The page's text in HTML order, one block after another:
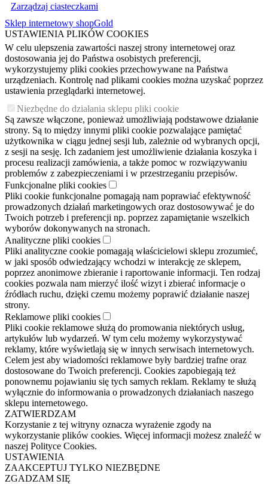
Zarządzaj ciasteczkami
Sklep internetowy shopGold
USTAWIENIA PLIKÓW COOKIES
W celu ulepszenia zawartości naszej strony internetowej oraz
dostosowania jej do Państwa osobistych preferencji,
wykorzystujemy pliki cookies przechowywane na Państwa
urządzeniach. Kontrolę nad plikami cookies można uzyskać poprzez
ustawienia przeglądarki internetowej.
Niezbędne do działania sklepu pliki cookie
Są zawsze włączone, ponieważ umożliwiają podstawowe działanie
strony. Są to między innymi pliki cookie pozwalające pamiętać
użytkownika w ciągu jednej sesji lub, zależnie od wybranych opcji,
z sesji na sesję. Ich zadaniem jest umożliwienie działania koszyka i
procesu realizacji zamówienia, a także pomoc w rozwiązywaniu
problemów z zabezpieczeniami i w przestrzeganiu przepisów.
Funkcjonalne pliki cookies
Pliki cookie funkcjonalne pomagają nam poprawiać efektywność
prowadzonych działań marketingowych oraz dostosowywać je do
Twoich potrzeb i preferencji np. poprzez zapamiętanie wszelkich
wyborów dokonywanych na stronach.
Analityczne pliki cookies
Pliki analityczne cookie pomagają właścicielowi sklepu zrozumieć,
w jaki sposób odwiedzający wchodzi w interakcję ze sklepem,
poprzez anonimowe zbieranie i raportowanie informacji. Ten rodzaj
cookies pozwala nam mierzyć ilość wizyt i zbierać informacje o
źródłach ruchu, dzięki czemu możemy poprawić działanie naszej
strony.
Reklamowe pliki cookies
Pliki cookie reklamowe służą do promowania niektórych usług,
artykułów lub wydarzeń. W tym celu możemy wykorzystywać
reklamy, które wyświetlają się w innych serwisach internetowych.
Celem jest aby wiadomości reklamowe były bardziej trafne oraz
dostosowane do Twoich preferencji. Cookies zapobiegają też
ponownemu pojawianiu się tych samych reklam. Reklamy te służą
wyłącznie do informowania o prowadzonych działaniach naszego
sklepu internetowego.
ZATWIERDZAM
Korzystanie z tej witryny oznacza wyrażenie zgody na
wykorzystanie plików cookies. Więcej informacji możesz znaleźć w
naszej Polityce Cookies.
USTAWIENIA
ZAAKCEPTUJ TYLKO NIEZBĘDNE
ZGADZAM SIĘ